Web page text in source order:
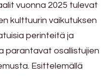
vuonna 2025 tulevat
kulttuurin vaikutuksen
perinteitä ja
parantavat osallistujien
Esittelemällä